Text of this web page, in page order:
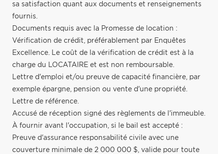
sa satisfaction quant aux documents et renseignements
fournis.
Documents requis avec la Promesse de location :
Vérification de crédit, préférablement par Enquêtes
Excellence. Le coût de la vérification de crédit est à la
charge du LOCATAIRE et est non remboursable.
Lettre d'emploi et/ou preuve de capacité financière, par
exemple épargne, pension ou vente d'une propriété.
Lettre de référence.
Accusé de réception signé des règlements de l'immeuble.
À fournir avant l'occupation, si le bail est accepté :
Preuve d'assurance responsabilité civile avec une
couverture minimale de 2 000 000 $, valide pour toute